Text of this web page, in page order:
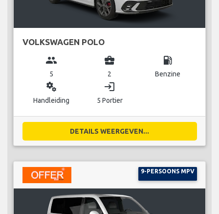
VOLKSWAGEN POLO
group
5
business_center
2
local_gas_station
Benzine
miscellaneous_services
Handleiding
login
5 Portier
DETAILS WEERGEVEN...
9-PERSOONS MPV